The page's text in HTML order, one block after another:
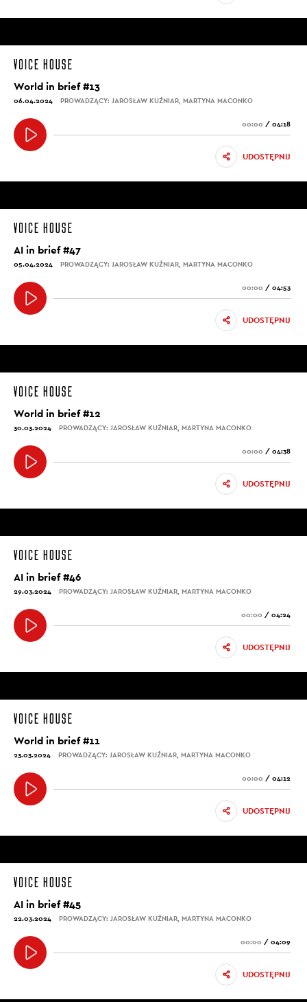
World in brief #13
06.04.2024 PROWADZĄCY: JAROSŁAW KUŹNIAR, MARTYNA MACONKO
00:00 / 04:18
UDOSTĘPNIJ
AI in brief #47
05.04.2024 PROWADZĄCY: JAROSŁAW KUŹNIAR, MARTYNA MACONKO
00:00 / 04:53
UDOSTĘPNIJ
World in brief #12
30.03.2024 PROWADZĄCY: JAROSŁAW KUŹNIAR, MARTYNA MACONKO
00:00 / 04:38
UDOSTĘPNIJ
AI in brief #46
29.03.2024 PROWADZĄCY: JAROSŁAW KUŹNIAR, MARTYNA MACONKO
00:00 / 04:24
UDOSTĘPNIJ
World in brief #11
23.03.2024 PROWADZĄCY: JAROSŁAW KUŹNIAR, MARTYNA MACONKO
00:00 / 04:12
UDOSTĘPNIJ
AI in brief #45
22.03.2024 PROWADZĄCY: JAROSŁAW KUŹNIAR, MARTYNA MACONKO
00:00 / 04:09
UDOSTĘPNIJ